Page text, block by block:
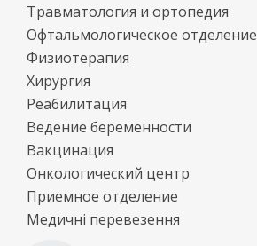
Травматология и ортопедия
Офтальмологическое отделение
Физиотерапия
Хирургия
Реабилитация
Ведение беременности
Вакцинация
Онкологический центр
Приемное отделение
Медичні перевезення